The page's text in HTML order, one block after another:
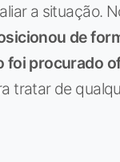
a situação.
de
foi procurado
tratar de